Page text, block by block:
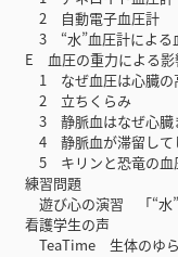
2 自動電子血圧計
3 “水”血圧計による
E 血圧の重力による影
1 なぜ血圧は心臓の
2 立ちくらみ
3 静脈血はなぜ心臓
4 静脈血が滞留して
5 キリンと恐竜の血
練習問題
遊び心の演習 「“水”
看護学生の声
TeaTime 生体のゆ